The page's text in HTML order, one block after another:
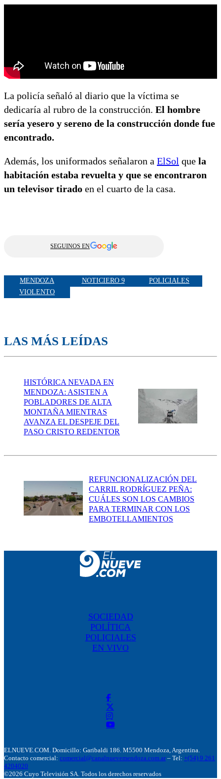
La policía señaló al diario que la víctima se
dedicaría al rubro de la construcción. El hombre
sería yesero y sereno de la construcción donde fue
encontrado.
Además, los uniformados señalaron a ElSol que la
habitación estaba revuelta y que se encontraron
un televisor tirado en el cuarto de la casa.
SEGUINOS EN
MENDOZA NOTICIERO 9
POLICIALES
VIOLENTO
LAS MÁS LEÍDAS
HISTÓRICA NEVADA EN
MENDOZA: ASISTEN A
POBLADORES DE ALTA
MONTAÑA MIENTRAS
AVANZA EL DESPEJE DEL
PASO CRISTO REDENTOR
REFUNCIONALIZACIÓN DEL
CARRIL RODRÍGUEZ PEÑA:
CUÁLES SON LOS CAMBIOS
PARA TERMINAR CON LOS
EMBOTELLAMIENTOS
SOCIEDAD
POLÍTICA
POLICIALES
EN VIVO
ELNUEVE.COM. Domicillo: Garibaldi 186. M5500 Mendoza, Argentina.
Contacto comercial: comercial@canalnuevemendoza.com.ar – Tel: +(54) 9 261
4204020
©2026 Cuyo Televisión SA. Todos los derechos reservados